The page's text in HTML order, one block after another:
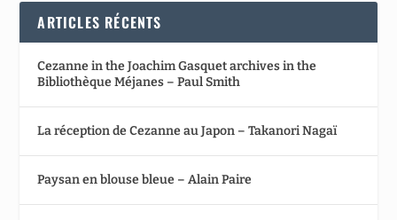
ARTICLES RÉCENTS
Cezanne in the Joachim Gasquet archives in the
Bibliothèque Méjanes – Paul Smith
La réception de Cezanne au Japon – Takanori Nagaï
Paysan en blouse bleue – Alain Paire